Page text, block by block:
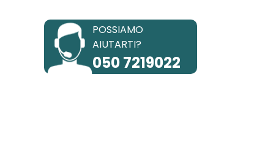
POSSIAMO
AIUTARTI?
050 7219022